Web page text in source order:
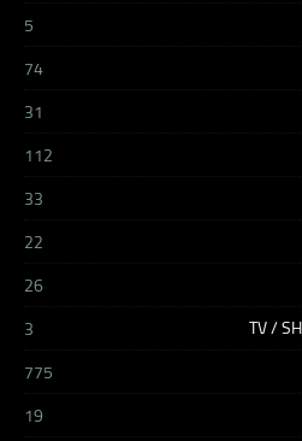
5
74
31
112
33
22
26
3
775
19